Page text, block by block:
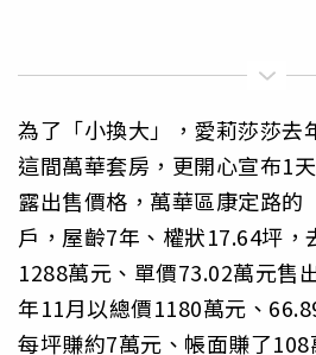
為了「小換大」，愛莉莎莎去
這間萬華套房，更開心宣布1
露出售價格，萬華區康定路的
戶，屋齡7年、權狀17.64坪，
1288萬元、單價73.02萬元售
年11月以總價1180萬元、
每坪賺約7萬元、帳面賺了108